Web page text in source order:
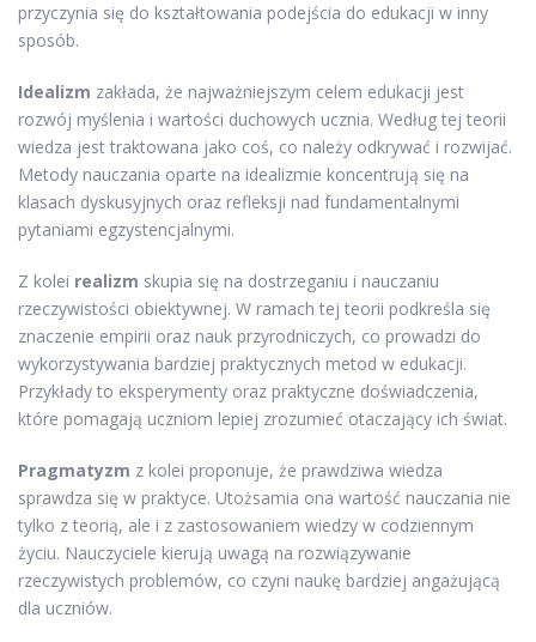
przyczynia się do kształtowania podejścia do edukacji w inny
sposób.
Idealizm zakłada, że ​​najważniejszym celem edukacji jest
rozwój myślenia i wartości duchowych ucznia. Według tej teorii
wiedza jest traktowana jako coś, co należy odkrywać i rozwijać.
Metody nauczania oparte na idealizmie koncentrują się na
klasach dyskusyjnych oraz refleksji nad fundamentalnymi
pytaniami egzystencjalnymi.
Z kolei realizm skupia się na dostrzeganiu i nauczaniu
rzeczywistości obiektywnej. W ramach tej teorii podkreśla się
znaczenie empirii oraz nauk przyrodniczych, co prowadzi do
wykorzystywania bardziej praktycznych metod w edukacji.
Przykłady to eksperymenty oraz praktyczne doświadczenia,
które pomagają uczniom lepiej zrozumieć otaczający ich świat.
Pragmatyzm z kolei proponuje, że prawdziwa wiedza
sprawdza się w praktyce. Utożsamia ona wartość nauczania nie
tylko z teorią, ale i z zastosowaniem wiedzy w codziennym
życiu. Nauczyciele kierują uwagą na rozwiązywanie
rzeczywistych problemów, co czyni naukę bardziej angażującą
dla uczniów.